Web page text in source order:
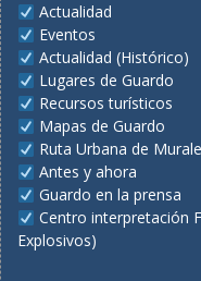
Actualidad
Eventos
Actualidad (Histórico)
Lugares de Guardo
Recursos turísticos
Mapas de Guardo
Ruta Urbana de
Antes y ahora
Guardo en la prensa
Centro interpretación
Explosivos)